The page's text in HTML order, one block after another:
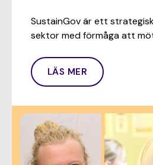
SustainGov är ett
sektor med förmåga att
LÄS MER